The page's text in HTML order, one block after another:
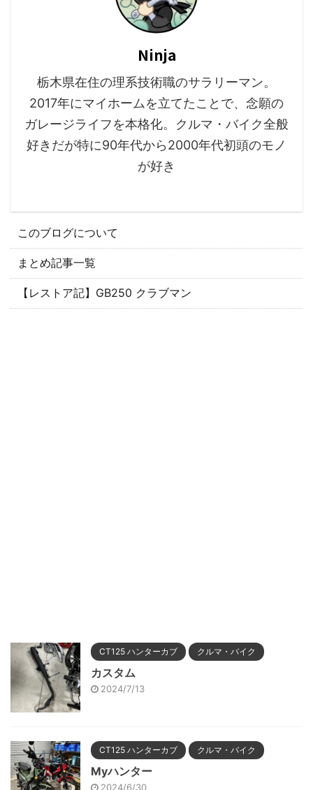
Ninja
栃木県在住の理系技術職のサラリーマン。
2017年にマイホームを立てたことで、念願の
ガレージライフを本格化。クルマ・バイク全般
好きだが特に90年代から2000年代初頭のモノ
が好き
このブログについて
まとめ記事一覧
【レストア記】GB250 クラブマン
CT125 ハンターカブ クルマ・バイク
カスタム
2024/7/13
CT125 ハンターカブ クルマ・バイク
Myハンター
2024/6/30